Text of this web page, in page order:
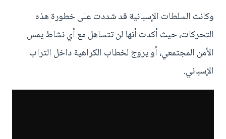
وكانت السلطات الإسبانية قد شددت على خطورة هذه
التحركات، حيث أكدت أنها لن تتساهل مع أي نشاط يمس
الأمن المجتمعي، أو يروج لخطاب الكراهية داخل التراب
الإسباني.